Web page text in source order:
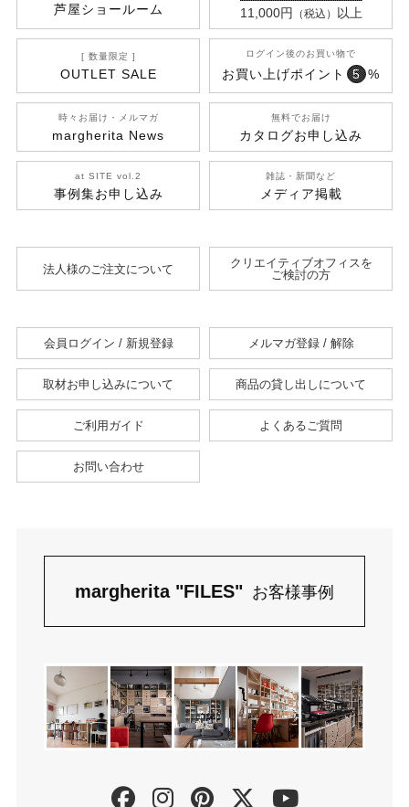
芦屋ショールーム 11,000円 （税込） 以上
[ 数量限定 ]
OUTLET SALE
ログイン後のお買い物で
お買い上げポイント 5 %
時々お届け・メルマガ
margherita News
無料でお届け
カタログお申し込み
at SITE vol.2
事例集お申し込み
雑誌・新聞など
メディア掲載
法人様のご注文について
クリエイティブオフィスを
ご検討の方
会員ログイン / 新規登録 メルマガ登録 / 解除
取材お申し込みについて 商品の貸し出しについて
ご利用ガイド よくあるご質問
お問い合わせ
margherita "FILES" お客様事例